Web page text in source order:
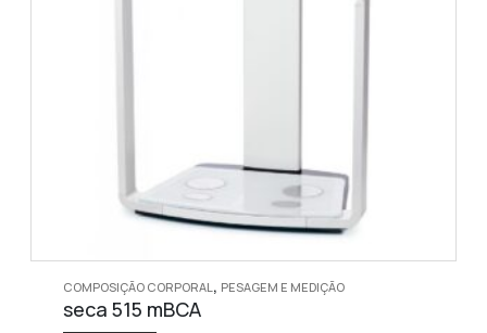
COMPOSIÇÃO CORPORAL, PESAGEM E MEDIÇÃO
seca 515 mBCA